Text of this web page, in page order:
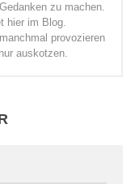
zu machen.
hier im Blog.
provozieren
auskotzen.